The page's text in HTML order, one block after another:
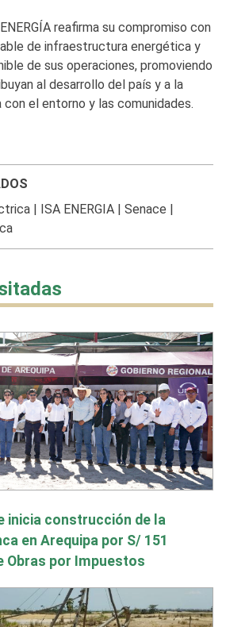
reafirma su compromiso con
de infraestructura energética y
de sus operaciones, promoviendo
al desarrollo del país y a la
con el entorno y las comunidades.
| ISA ENERGIA| Senace
inicia construcción de la
en Arequipa por S/ 151
Obras por Impuestos